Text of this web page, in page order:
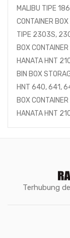
MALIBU TIPE
CONTAINER
TIPE 2303S,
BOX
HANATA HNT
BIN BOX
HNT 640, 641,
BOX
HANATA HNT
Terhubung